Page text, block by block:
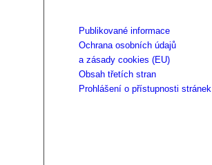
Publikované informace
Ochrana osobních údajů
a zásady cookies (EU)
Obsah třetích stran
Prohlášení o přístupnosti stránek